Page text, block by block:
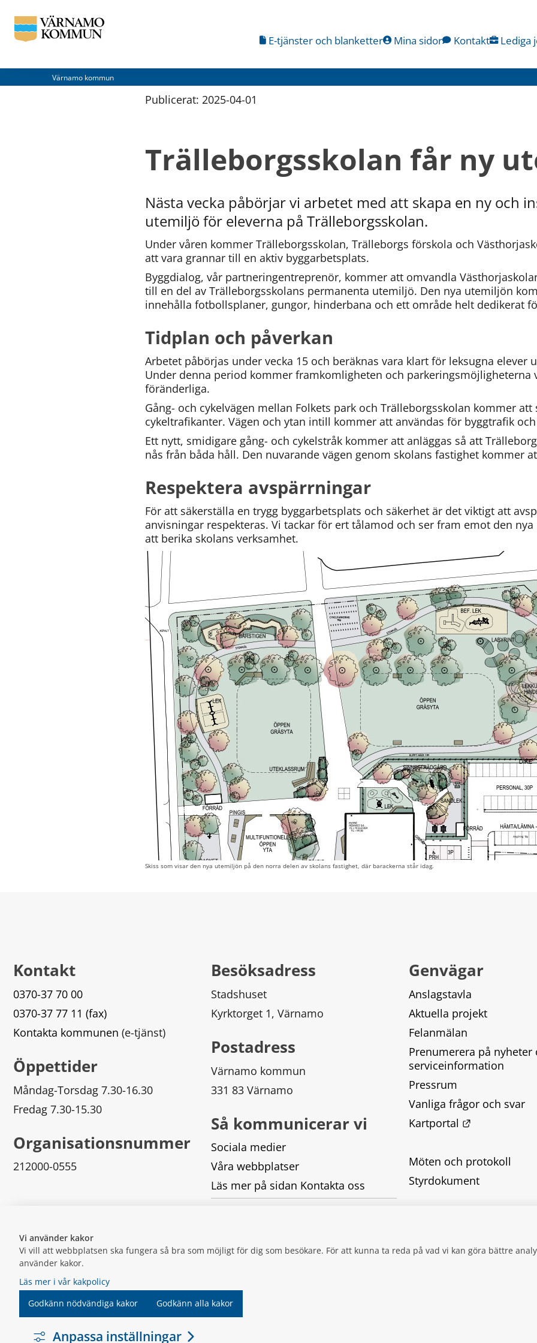
Vi använder kakor
Vi vill att webbplatsen ska fungera så bra som möjligt för dig som besökare. För att kunna ta reda på vad vi kan göra bättre
använder kakor.
Läs mer i vår kakpolicy
Godkänn nödvändiga kakor
Godkänn alla kakor
Anpassa inställningar
E-tjänster och blanketter Mina sidor Kontakt Lediga
Värnamo kommun
Publicerat: 2025-04-01
Trälleborgsskolan får ny
Nästa vecka påbörjar vi arbetet med att skapa en ny och
utemiljö för eleverna på Trälleborgsskolan.
Under våren kommer Trälleborgsskolan, Trälleborgs förskola och
att vara grannar till en aktiv byggarbetsplats.
Byggdialog, vår partneringentreprenör, kommer att omvandla
till en del av Trälleborgsskolans permanenta utemiljö. Den nya utemiljön
innehålla fotbollsplaner, gungor, hinderbana och ett område helt dedikerat
Tidplan och påverkan
Arbetet påbörjas under vecka 15 och beräknas vara klart för leksugna elever
Under denna period kommer framkomligheten och parkeringsmöjligheterna
föränderliga.
Gång- och cykelvägen mellan Folkets park och Trälleborgsskolan kommer att
cykeltrafikanter. Vägen och ytan intill kommer att användas för byggtrafik
Ett nytt, smidigare gång- och cykelstråk kommer att anläggas så att
nås från båda håll. Den nuvarande vägen genom skolans fastighet kommer
Respektera avspärrningar
För att säkerställa en trygg byggarbetsplats och säkerhet är det viktigt att
anvisningar respekteras. Vi tackar för ert tålamod och ser fram emot den
att berika skolans verksamhet.
Skiss som visar den nya utemiljön på den norra delen av skolans fastighet, där barackerna står idag.
Kontakt
0370-37 70 00
0370-37 77 11 (fax)
Kontakta kommunen (e-tjänst)
Öppettider
Måndag-Torsdag 7.30-16.30
Fredag 7.30-15.30
Organisationsnummer
212000-0555
Besöksadress
Stadshuset
Kyrktorget 1, Värnamo
Postadress
Värnamo kommun
331 83 Värnamo
Så kommunicerar vi
Sociala medier
Våra webbplatser
Läs mer på sidan Kontakta oss
Genvägar
Anslagstavla
Aktuella projekt
Felanmälan
Prenumerera på nyheter
serviceinformation
Pressrum
Vanliga frågor och svar
Kartportal
Möten och protokoll
Styrdokument
Kakor